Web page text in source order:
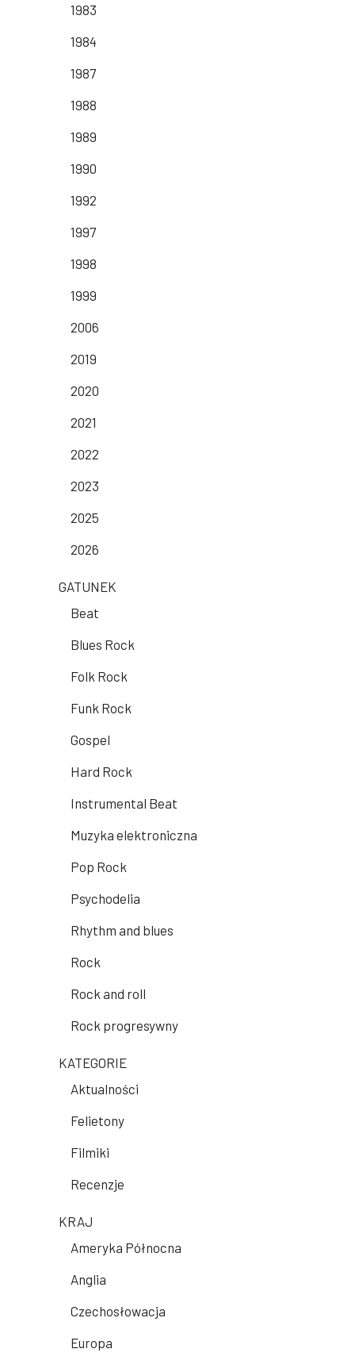
1983
1984
1987
1988
1989
1990
1992
1997
1998
1999
2006
2019
2020
2021
2022
2023
2025
2026
GATUNEK
Beat
Blues Rock
Folk Rock
Funk Rock
Gospel
Hard Rock
Instrumental Beat
Muzyka elektroniczna
Pop Rock
Psychodelia
Rhythm and blues
Rock
Rock and roll
Rock progresywny
KATEGORIE
Aktualności
Felietony
Filmiki
Recenzje
KRAJ
Ameryka Północna
Anglia
Czechosłowacja
Europa